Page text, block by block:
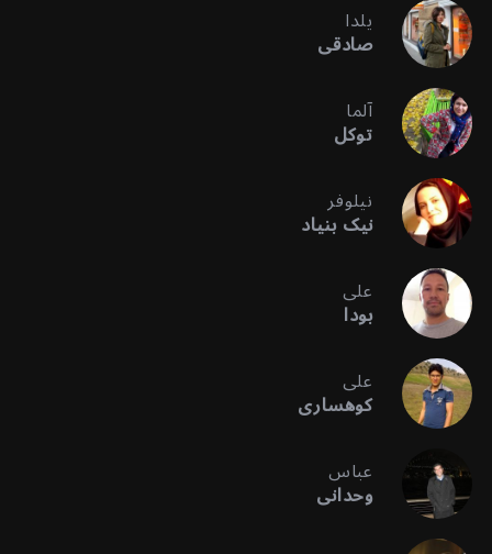
یلدا
صادقی
آلما
توکل
نیلوفر
نیک بنیاد
علی
بودا
علی
کوهساری
عباس
وحدانی